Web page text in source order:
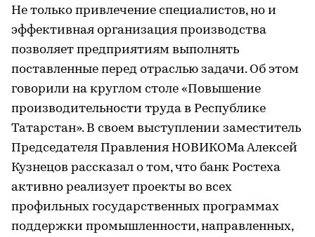
Не только привлечение специалистов, но и
эффективная организация производства
позволяет предприятиям выполнять
поставленные перед отраслью задачи. Об этом
говорили на круглом столе «Повышение
производительности труда в Республике
Татарстан». В своем выступлении заместитель
Председателя Правления НОВИКОМа Алексей
Кузнецов рассказал о том, что банк Ростеха
активно реализует проекты во всех
профильных государственных программах
поддержки промышленности, направленных,